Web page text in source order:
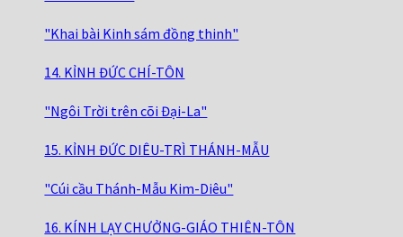
"Khai bài Kinh sám đồng thinh"
14. KỈNH ĐỨC CHÍ-TÔN
"Ngôi Trời trên cõi Đại-La"
15. KỈNH ĐỨC DIÊU-TRÌ THÁNH-MẪU
"Cúi cầu Thánh-Mẫu Kim-Diêu"
16. KÍNH LẠY CHƯỞNG-GIÁO THIÊN-TÔN